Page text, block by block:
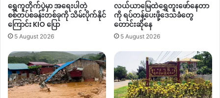
ရွှေကူတိုက်ပွဲမှာ အရေးပါတဲ့
စစ်တပ်စခန်းတစ်ခုကို သိမ်းပိုက်နိုင်
ကြောင်း KIO ပြော
5 August 2026
လယ်ယာမြေထဲရွှေတူးဖော်နေတာ
ကို ရပ်တန့်ပေးဖို့ဒေသခံတွေ
တောင်းဆိုနေ
5 August 2026